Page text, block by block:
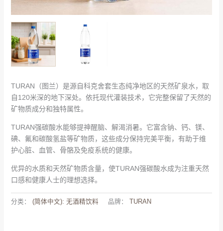
TURAN（图兰）是源自科克舍套生态纯净地区的天然矿泉水，取
自120米深的地下深处。依托现代灌装技术，它完整保留了天然的
矿物质成分和独特属性。
TURAN强碳酸水能够提神醒脑、解渴消暑。它富含钠、钙、镁、
碘、氟和碳酸氢盐等矿物质，这些成分保持完美平衡，有助于维
护心脏、血管、骨骼及免疫系统的健康。
优异的水质和天然矿物质含量，使TURAN强碳酸水成为注重天然
口感和健康人士的理想选择。
分类： (简体中文): 无酒精饮料 品牌： TURAN